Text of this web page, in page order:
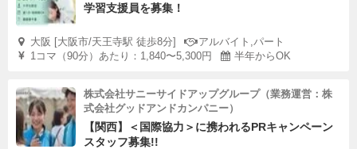
学習支援員を募集！
大阪 [大阪市/天王寺駅 徒歩8分]
アルバイト,パート
1コマ（90分）あたり：1,840〜5,300円
半年からOK
株式会社サニーサイドアップグループ（業務運営：株
式会社グッドアンドカンパニー）
【関西】＜国際協力＞に携われるPRキャンペーン
スタッフ募集!!